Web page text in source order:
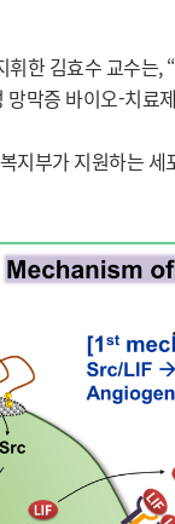
한 김효수 교수는
막증 바이오-치료
지부가 지원하는